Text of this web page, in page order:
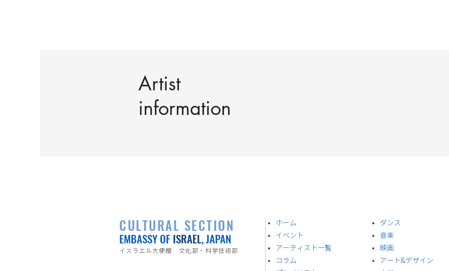
Artist
information
CULTURAL SECTION
EMBASSY OFISRAEL, JAPAN
イスラエル大使館 文化部・科学技術部
ホーム
イベント
​アーティスト一覧
​コラム
ダンス
音楽
​映画
アート&デザイン